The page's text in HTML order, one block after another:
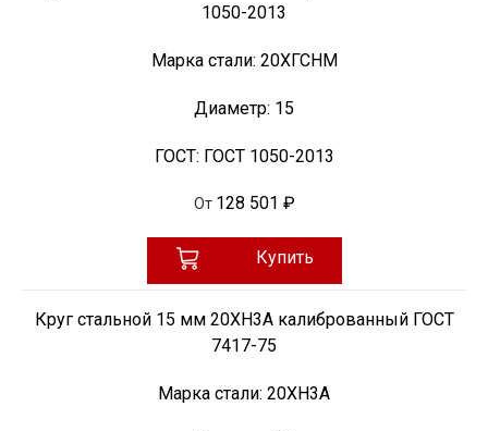
1050-2013
Марка стали: 20ХГСНМ
Диаметр: 15
ГОСТ: ГОСТ 1050-2013
От 128 501 ₽
Купить
Круг стальной 15 мм 20ХН3А калиброванный ГОСТ
7417-75
Марка стали: 20ХН3А